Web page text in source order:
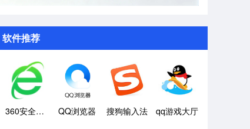
软件推荐
360安全浏览器 QQ浏览器 搜狗输入法 qq游戏大厅